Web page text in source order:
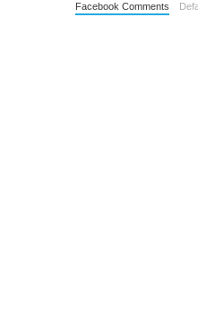
Facebook Comments